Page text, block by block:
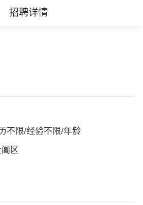
招聘详情
不限/经验不限/年龄
区